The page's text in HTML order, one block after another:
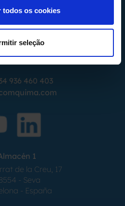
todos os cookies
seleção
del Valles
-España
936 460 403
1
de la Creu, 17
- Seva
- España